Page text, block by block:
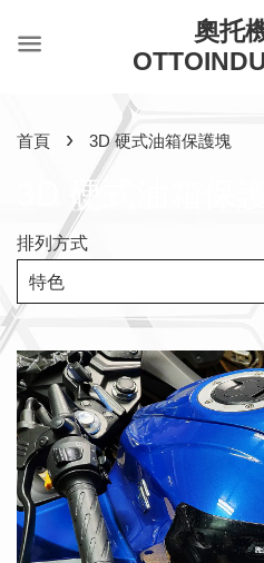
奧托
首頁 › 3D 硬式油箱保護塊
3D 硬式油箱保護
排列方式